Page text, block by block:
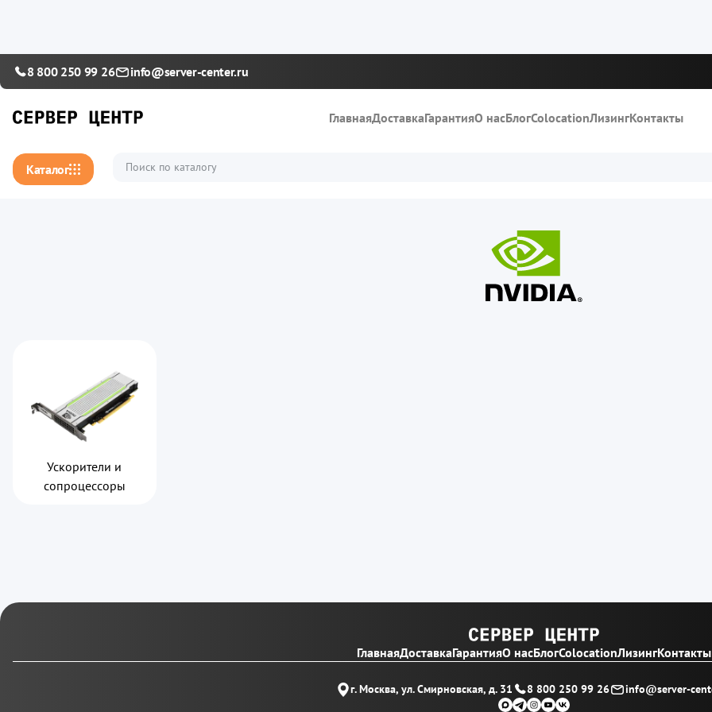
8 800 250 99 26 info@server-center.ru
ГлавнаяДоставкаГарантияО насБлогColocationЛизингКонтакты
Каталог
Ускорители и
сопроцессоры
ГлавнаяДоставкаГарантияО насБлогColocationЛизингКонтакты
г. Москва, ул. Смирновская, д. 31 8 800 250 99 26 info@server-